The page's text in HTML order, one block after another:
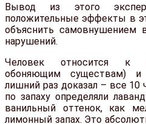
Вывод из этого
положительные эффекты в
объяснить
нарушений.
Человек относится к
обоняющим существам)
лишний раз доказал – все 10
по запаху определяли
ванильный оттенок, как
лимонный запах. Это